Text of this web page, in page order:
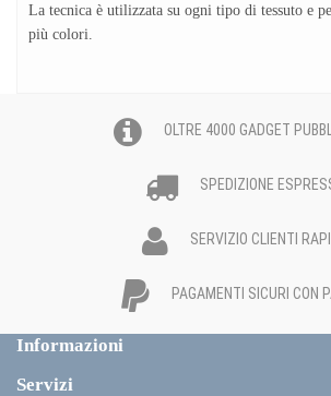
La tecnica è utilizzata su ogni tipo di tessuto e
più colori.
OLTRE 4000 GADGET
SPEDIZIONE
SERVIZIO CLIENTI
PAGAMENTI SICURI CON
Informazioni
Servizi